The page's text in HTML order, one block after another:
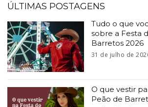
ÚLTIMAS POSTAGENS
Tudo o que
sobre a Festa
Barretos 2026
31 de julho de
O que vestir
Peão de